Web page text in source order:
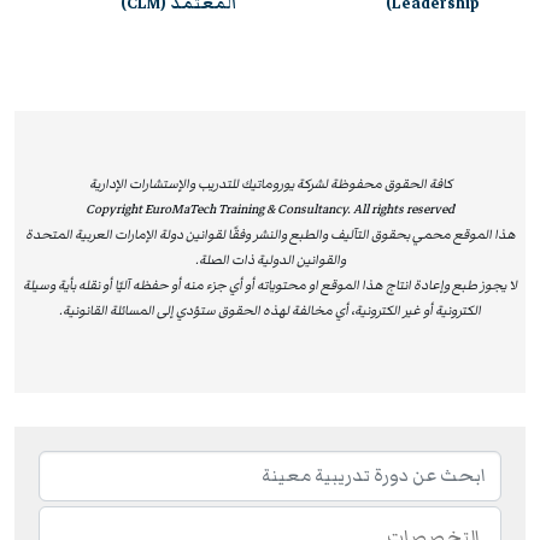
مؤسساتهم. إن شهادات ILM لا تُعتبر مجرد اعتماد أكاديمي،
بل تُشكل قيمة عملية حقيقية تساعد الأفراد على تحسين
أدائهم، وتعزز من قدرة المؤسسات على تحقيق الريادة والتميز
المستدام.
تعزيز المسار المهني:البرامج تمنحك القدرة على قيادة
الفرق، رفع الأداء المؤسسي، واتخاذ قرارات استراتيجية
كافة الحقوق محفوظة لشركة يوروماتيك للتدريب والإستشارات الإدارية
Copyright EuroMaTech Training & Consultancy. All rights reserved
هذا الموقع محمي بحقوق التآليف والطبع والنشر وفقًا لقوانين دولة الإمارات العربية المتحدة
والقوانين الدولية ذات الصلة.
لا يجوز طبع وإعادة انتاج هذا الموقع او محتوياته أو أي جزء منه أو حفظه آليًا أو نقله بأية وسيلة
الكترونية أو غير الكترونية، أي مخالفة لهذه الحقوق ستؤدي إلى المسائلة القانونية.